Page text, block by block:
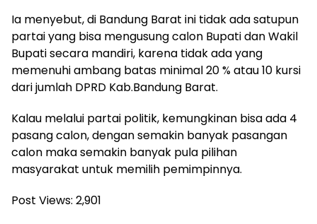
Ia menyebut, di Bandung Barat ini tidak ada satupun
partai yang bisa mengusung calon Bupati dan Wakil
Bupati secara mandiri, karena tidak ada yang
memenuhi ambang batas minimal 20 % atau 10 kursi
dari jumlah DPRD Kab.Bandung Barat.
Kalau melalui partai politik, kemungkinan bisa ada 4
pasang calon, dengan semakin banyak pasangan
calon maka semakin banyak pula pilihan
masyarakat untuk memilih pemimpinnya.
Post Views: 2,901